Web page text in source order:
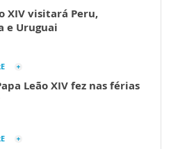
XIV visitará Peru,
e Uruguai
Leão XIV fez nas férias